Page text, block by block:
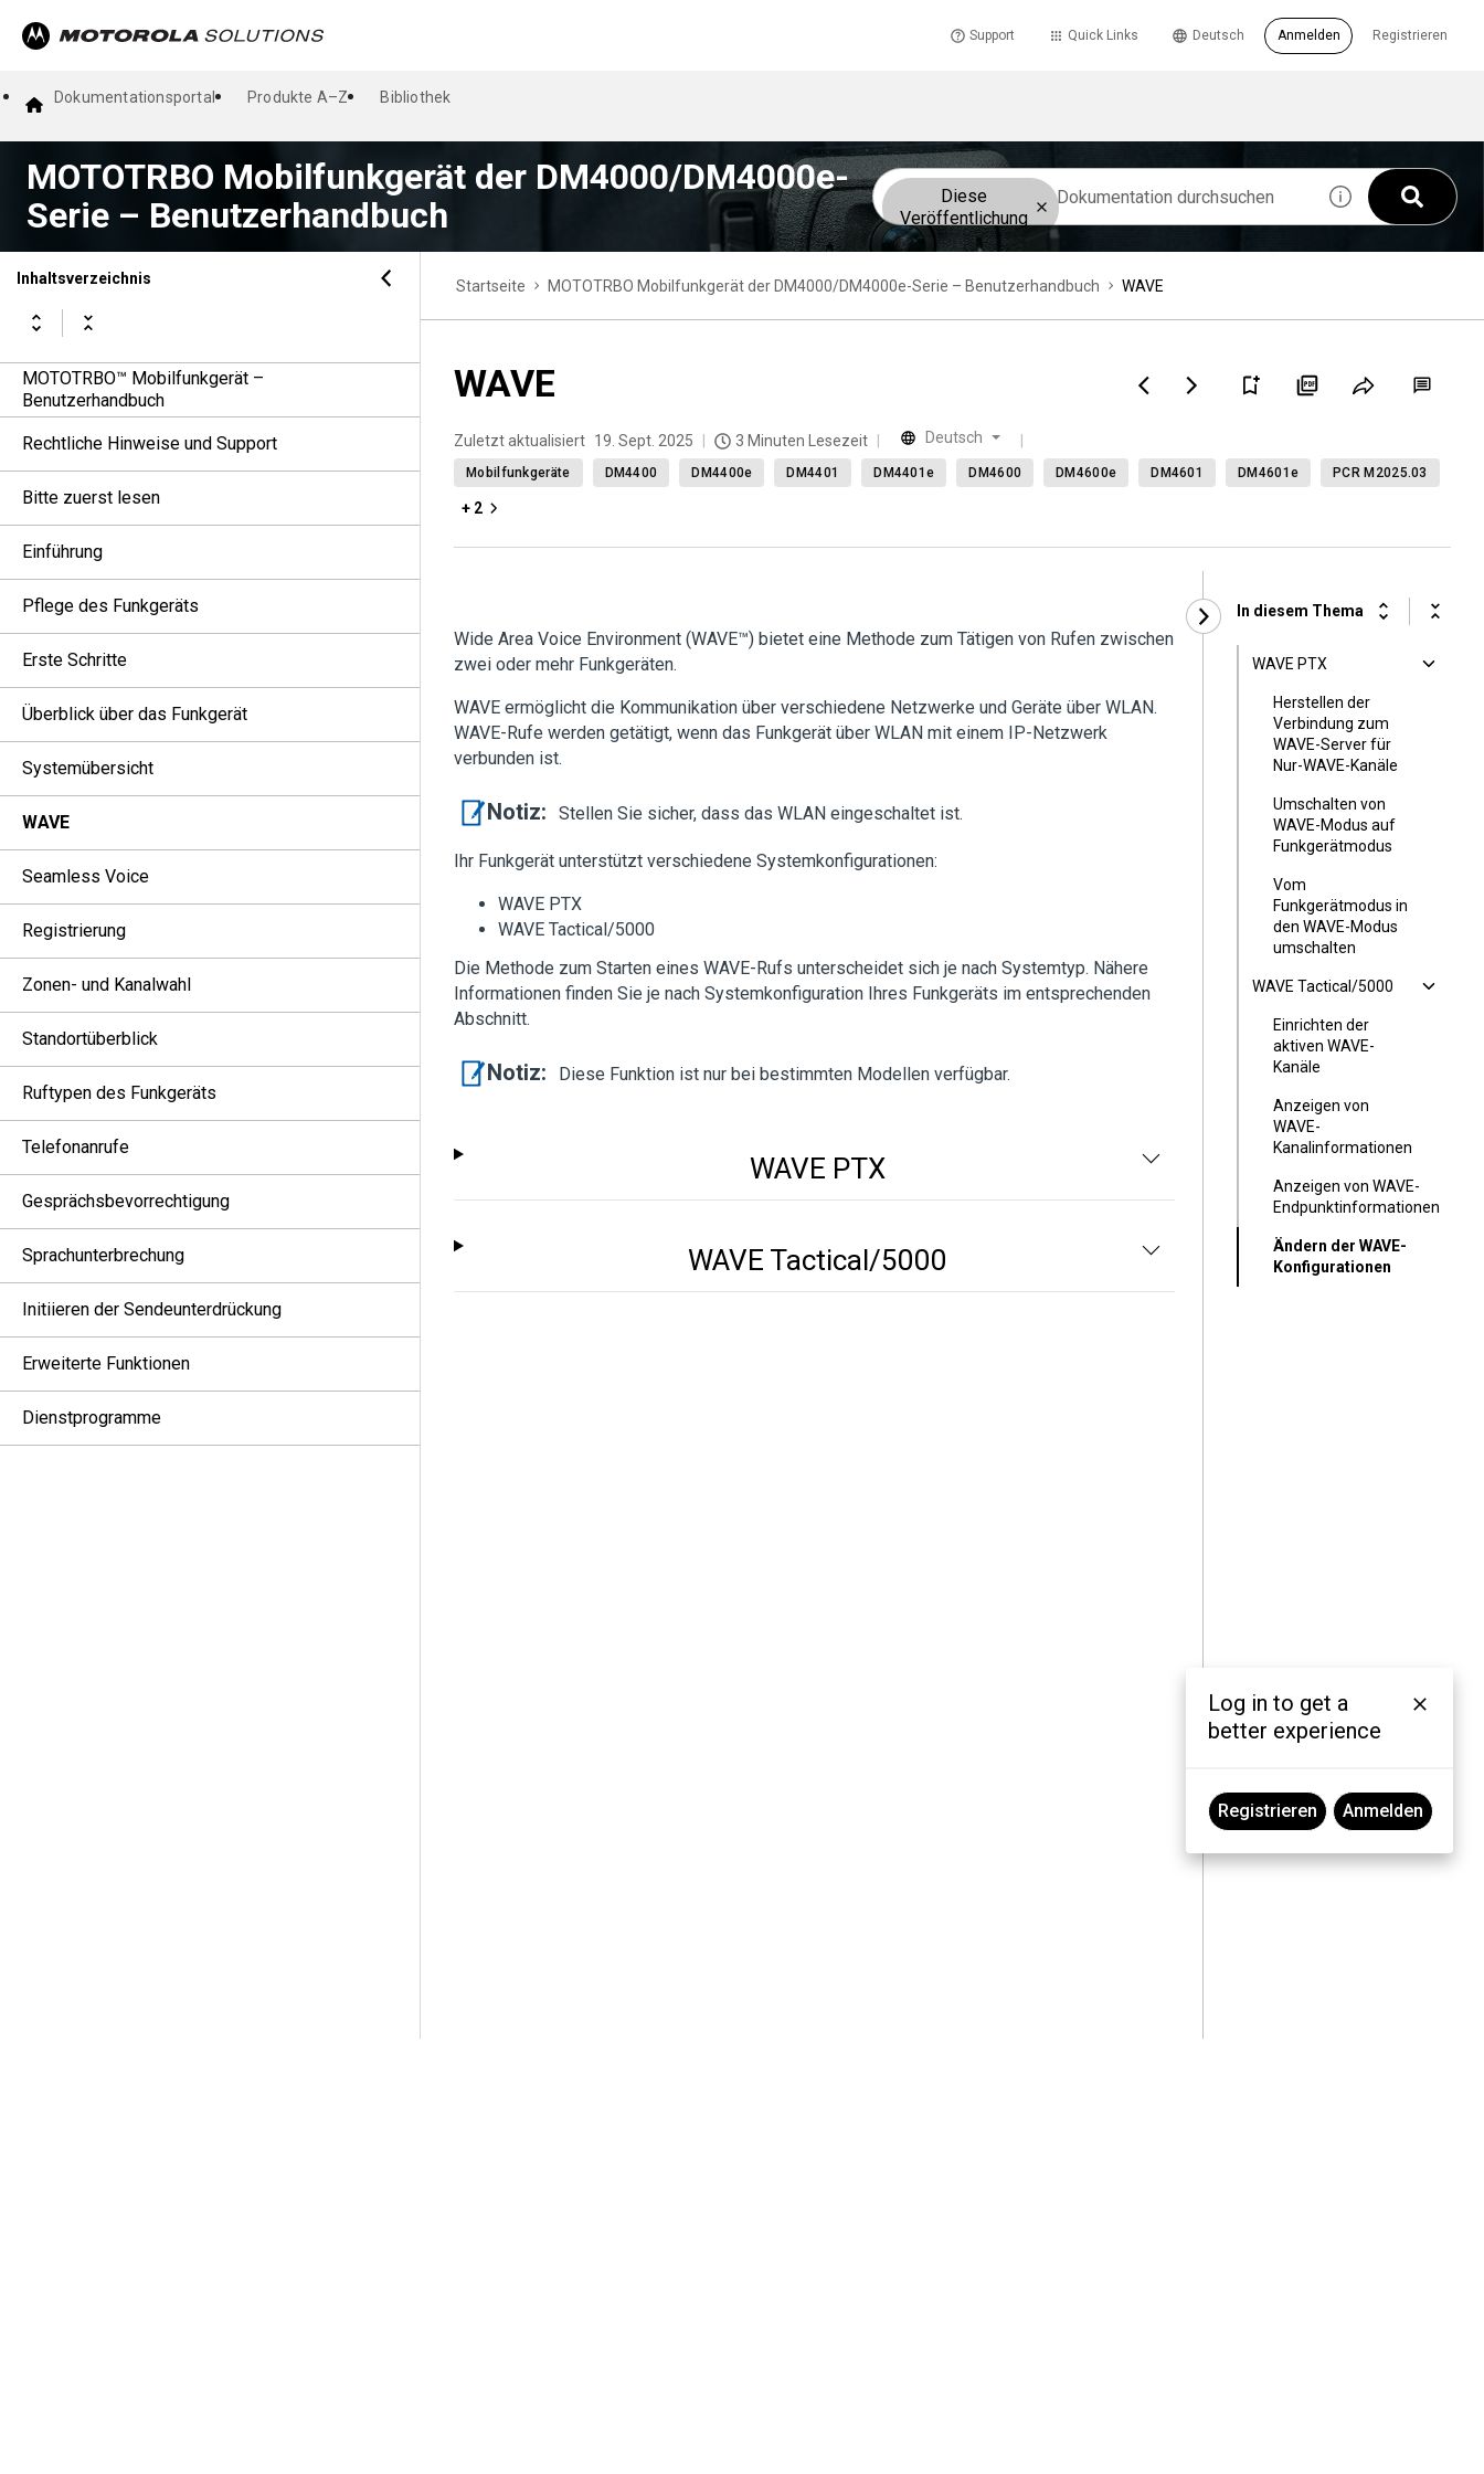
Support Quick Links Registrieren
Deutsch Anmelden
Dokumentationsportal Produkte A–Z Bibliothek
MOTOTRBO Mobilfunkgerät der DM4000/DM4000e-
Serie – Benutzerhandbuch
Diese
Veröffentlichung
Inhaltsverzeichnis
MOTOTRBO™ Mobilfunkgerät –
Benutzerhandbuch
Rechtliche Hinweise und Support
Bitte zuerst lesen
Einführung
Pflege des Funkgeräts
Erste Schritte
Überblick über das Funkgerät
Systemübersicht
WAVE
Seamless Voice
Registrierung
Zonen- und Kanalwahl
Standortüberblick
Ruftypen des Funkgeräts
Telefonanrufe
Gesprächsbevorrechtigung
Sprachunterbrechung
Initiieren der Sendeunterdrückung
Erweiterte Funktionen
Dienstprogramme
Startseite MOTOTRBO Mobilfunkgerät der DM4000/DM4000e-Serie – Benutzerhandbuch WAVE
WAVE
Zuletzt aktualisiert 19. Sept. 2025 3 Minuten Lesezeit Deutsch
Mobilfunkgeräte DM4400 DM4400e DM4401 DM4401e DM4600 DM4600e DM4601 DM4601e PCR M2025.03
+ 2
Wide Area Voice Environment (WAVE™) bietet eine Methode zum Tätigen von Rufen zwischen
zwei oder mehr Funkgeräten.
WAVE ermöglicht die Kommunikation über verschiedene Netzwerke und Geräte über WLAN.
WAVE-Rufe werden getätigt, wenn das Funkgerät über WLAN mit einem IP-Netzwerk
verbunden ist.
Notiz: Stellen Sie sicher, dass das WLAN eingeschaltet ist.
Ihr Funkgerät unterstützt verschiedene Systemkonfigurationen:
WAVE PTX
WAVE Tactical/5000
Die Methode zum Starten eines WAVE-Rufs unterscheidet sich je nach Systemtyp. Nähere
Informationen finden Sie je nach Systemkonfiguration Ihres Funkgeräts im entsprechenden
Abschnitt.
Notiz: Diese Funktion ist nur bei bestimmten Modellen verfügbar.
WAVE PTX
WAVE Tactical/5000
In diesem Thema
WAVE PTX
Herstellen der
Verbindung zum
WAVE-Server für
Nur-WAVE-Kanäle
Umschalten von
WAVE-Modus auf
Funkgerätmodus
Vom
Funkgerätmodus in
den WAVE-Modus
umschalten
WAVE Tactical/5000
Einrichten der
aktiven WAVE-
Kanäle
Anzeigen von
WAVE-
Kanalinformationen
Anzeigen von WAVE-
Endpunktinformationen
Ändern der WAVE-
Konfigurationen
Log in to get a
better experience
Registrieren Anmelden